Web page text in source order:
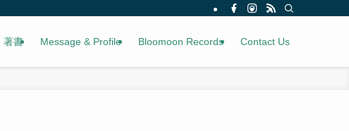
著書 Message & Profile Bloomoon Records Contact Us